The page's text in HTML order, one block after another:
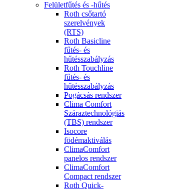
Felületfűtés és -hűtés
Roth csőtartó
szerelvények
(RTS)
Roth Basicline
fűtés- és
hűtésszabályzás
Roth Touchline
fűtés- és
hűtésszabályzás
Pogácsás rendszer
Clima Comfort
Száraztechnológiás
(TBS) rendszer
Isocore
födémaktiválás
ClimaComfort
panelos rendszer
ClimaComfort
Compact rendszer
Roth Quick-